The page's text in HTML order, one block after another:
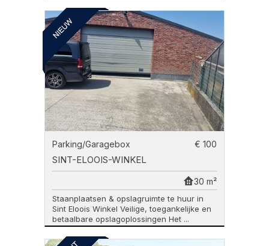
Parking/Garagebox € 100
SINT-ELOOIS-WINKEL
30 m²
Staanplaatsen & opslagruimte te huur in
Sint Eloois Winkel Veilige, toegankelijke en
betaalbare opslagoplossingen Het ...